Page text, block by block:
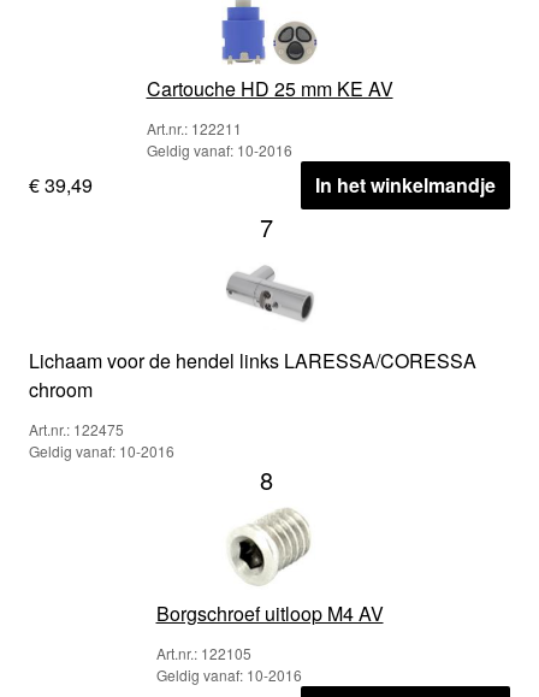
Cartouche HD 25 mm KE AV
Art.nr.: 122211
Geldig vanaf: 10-2016
€ 39,49 In het winkelmandje
7
Lichaam voor de hendel links LARESSA/CORESSA
chroom
Art.nr.: 122475
Geldig vanaf: 10-2016
8
Borgschroef uitloop M4 AV
Art.nr.: 122105
Geldig vanaf: 10-2016